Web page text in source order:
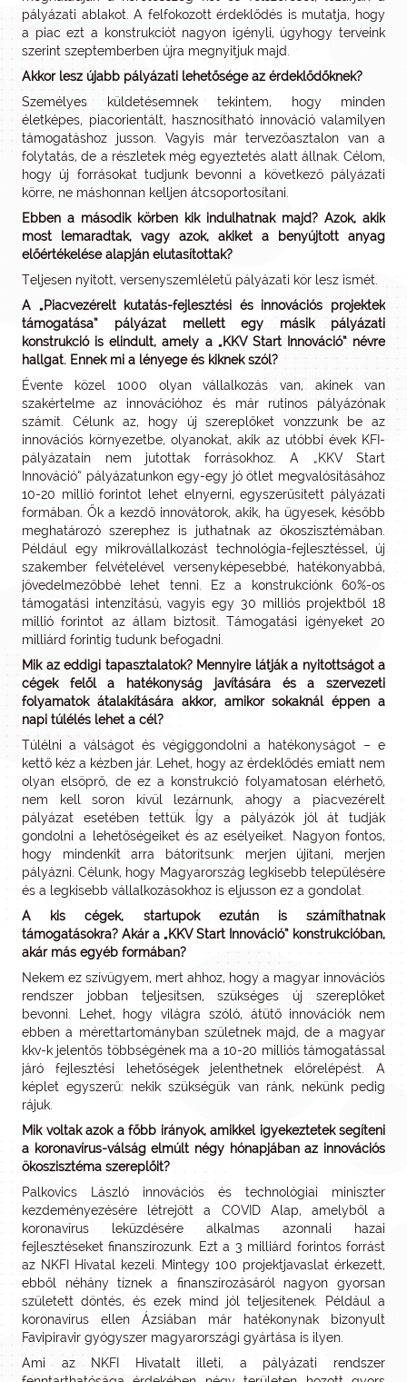
pályázati ablakot. A felfokozott érdeklődés is mutatja, hogy
a piac ezt a konstrukciót nagyon igényli, úgyhogy terveink
szerint szeptemberben újra megnyitjuk majd.
Akkor lesz újabb pályázati lehetősége az érdeklődőknek?
Személyes küldetésemnek tekintem, hogy minden
életképes, piacorientált, hasznosítható innováció valamilyen
támogatáshoz jusson. Vagyis már tervezőasztalon van a
folytatás, de a részletek még egyeztetés alatt állnak. Célom,
hogy új forrásokat tudjunk bevonni a következő pályázati
körre, ne máshonnan kelljen átcsoportosítani.
Ebben a második körben kik indulhatnak majd? Azok, akik
most lemaradtak, vagy azok, akiket a benyújtott anyag
előértékelése alapján elutasítottak?
Teljesen nyitott, versenyszemléletű pályázati kör lesz ismét.
A „Piacvezérelt kutatás-fejlesztési és innovációs projektek
támogatása” pályázat mellett egy másik pályázati
konstrukció is elindult, amely a „KKV Start Innováció” névre
hallgat. Ennek mi a lényege és kiknek szól?
Évente közel 1000 olyan vállalkozás van, akinek van
szakértelme az innovációhoz és már rutinos pályázónak
számít. Célunk az, hogy új szereplőket vonzzunk be az
innovációs környezetbe, olyanokat, akik az utóbbi évek KFI-
pályázatain nem jutottak forrásokhoz. A „KKV Start
Innováció” pályázatunkon egy-egy jó ötlet megvalósításához
10-20 millió forintot lehet elnyerni, egyszerűsített pályázati
formában. Ők a kezdő innovátorok, akik, ha ügyesek, később
meghatározó szerephez is juthatnak az ökoszisztémában.
Például egy mikrovállalkozást technológia-fejlesztéssel, új
szakember felvételével versenyképesebbé, hatékonyabbá,
jövedelmezőbbé lehet tenni. Ez a konstrukciónk 60%-os
támogatási intenzitású, vagyis egy 30 milliós projektből 18
millió forintot az állam biztosít. Támogatási igényeket 20
milliárd forintig tudunk befogadni.
Mik az eddigi tapasztalatok? Mennyire látják a nyitottságot a
cégek felől a hatékonyság javítására és a szervezeti
folyamatok átalakítására akkor, amikor sokaknál éppen a
napi túlélés lehet a cél?
Túlélni a válságot és végiggondolni a hatékonyságot – e
kettő kéz a kézben jár. Lehet, hogy az érdeklődés emiatt nem
olyan elsöprő, de ez a konstrukció folyamatosan elérhető,
nem kell soron kívül lezárnunk, ahogy a piacvezérelt
pályázat esetében tettük. Így a pályázók jól át tudják
gondolni a lehetőségeiket és az esélyeiket. Nagyon fontos,
hogy mindenkit arra bátorítsunk: merjen újítani, merjen
pályázni. Célunk, hogy Magyarország legkisebb településére
és a legkisebb vállalkozásokhoz is eljusson ez a gondolat.
A kis cégek, startupok ezután is számíthatnak
támogatásokra? Akár a „KKV Start Innováció” konstrukcióban,
akár más egyéb formában?
Nekem ez szívügyem, mert ahhoz, hogy a magyar innovációs
rendszer jobban teljesítsen, szükséges új szereplőket
bevonni. Lehet, hogy világra szóló, átütő innovációk nem
ebben a mérettartományban születnek majd, de a magyar
kkv-k jelentős többségének ma a 10-20 milliós támogatással
járó fejlesztési lehetőségek jelenthetnek előrelépést. A
képlet egyszerű: nekik szükségük van ránk, nekünk pedig
rájuk.
Mik voltak azok a főbb irányok, amikkel igyekeztetek segíteni
a koronavírus-válság elmúlt négy hónapjában az innovációs
ökoszisztéma szereplőit?
Palkovics László innovációs és technológiai miniszter
kezdeményezésére létrejött a COVID Alap, amelyből a
koronavírus leküzdésére alkalmas azonnali hazai
fejlesztéseket finanszírozunk. Ezt a 3 milliárd forintos forrást
az NKFI Hivatal kezeli. Mintegy 100 projektjavaslat érkezett,
ebből néhány tíznek a finanszírozásáról nagyon gyorsan
született döntés, és ezek mind jól teljesítenek. Például a
koronavírus ellen Ázsiában már hatékonynak bizonyult
Favipiravir gyógyszer magyarországi gyártása is ilyen.
Ami az NKFI Hivatalt illeti, a pályázati rendszer